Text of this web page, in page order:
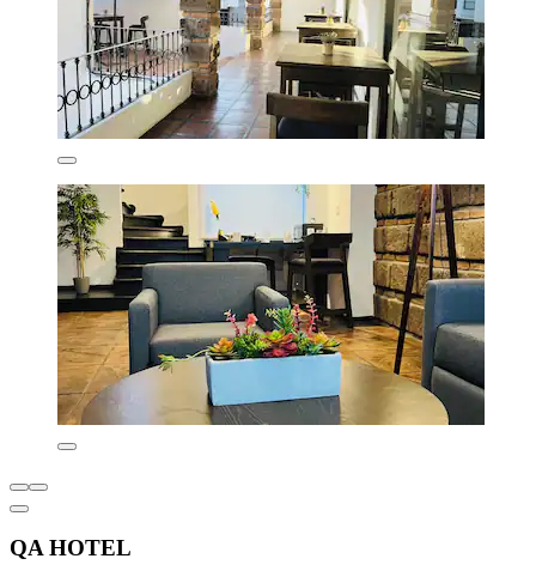
QA HOTEL